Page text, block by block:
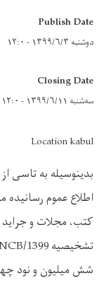
Publish Date
دوشنبه ۱۳۹۹/۶/۳ - ۱۲:۰
Closing Date
سه‌شنبه ۱۳۹۹/۶/۱۱ - ۱۲:۰
Location kabul
کتب، مجلات و جراید
شش میلیون و نود